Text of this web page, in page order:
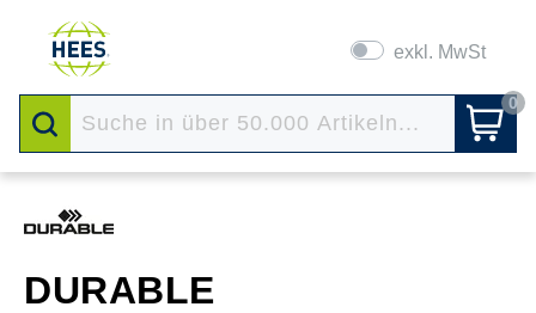
exkl. MwSt
0
DURABLE